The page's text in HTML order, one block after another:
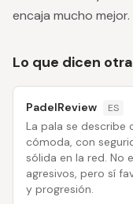
encaja mucho mejor.
Lo que dicen
PadelReview ES
La pala se describe
cómoda, con
sólida en la red. No
agresivos, pero sí
y progresión.